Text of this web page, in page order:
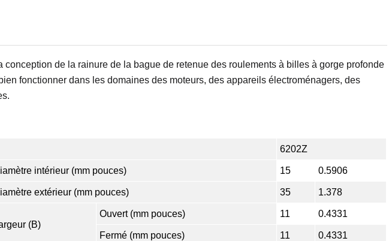
conception de la rainure de la bague de retenue des roulements à billes à gorge profonde
fonctionner dans les domaines des moteurs, des appareils électroménagers, des
6202Z
intérieur (mm pouces) 15 0.5906
extérieur (mm pouces) 35 1.378
(B)
Ouvert (mm pouces) 11 0.4331
Fermé (mm pouces) 11 0.4331